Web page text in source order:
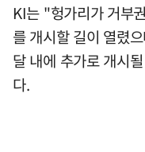
KI는 "헝가리가 거부
를 개시할 길이 열렸
달 내에 추가로 개시
다.